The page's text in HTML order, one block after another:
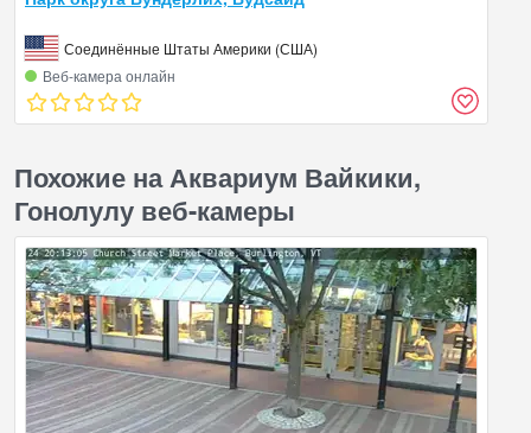
Соединённые Штаты Америки (США)
Веб‑камера онлайн
Похожие на Аквариум Вайкики,
Гонолулу веб-камеры